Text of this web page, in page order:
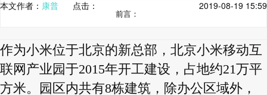
本文作者： 康普 点击： 2019-08-19 15:59
前言：
作为小米位于北京的新总部，北京小米移动互
联网产业园于2015年开工建设，占地约21万平
方米。园区内共有8栋建筑，除办公区域外，